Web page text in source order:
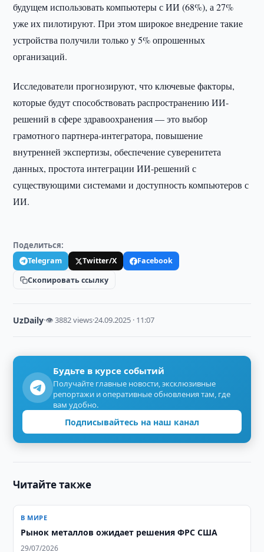
будущем использовать компьютеры с ИИ (68%), а 27%
уже их пилотируют. При этом широкое внедрение такие
устройства получили только у 5% опрошенных
организаций.
Исследователи прогнозируют, что ключевые факторы,
которые будут способствовать распространению ИИ-
решений в сфере здравоохранения — это выбор
грамотного партнера-интегратора, повышение
внутренней экспертизы, обеспечение суверенитета
данных, простота интеграции ИИ-решений с
существующими системами и доступность компьютеров с
ИИ.
Поделиться:
Telegram Twitter/X
Facebook
Скопировать ссылку
UzDaily·👁 3882 views·24.09.2025 · 11:07
Будьте в курсе событий
Получайте главные новости, эксклюзивные
репортажи и оперативные обновления там, где
вам удобно.
Подписывайтесь на наш канал
Читайте также
В МИРЕ
Рынок металлов ожидает решения ФРС США
29/07/2026